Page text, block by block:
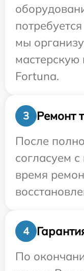
мы
мастерскую
Fortuna.
3
Ремонт
После
согласуем
время
4
По